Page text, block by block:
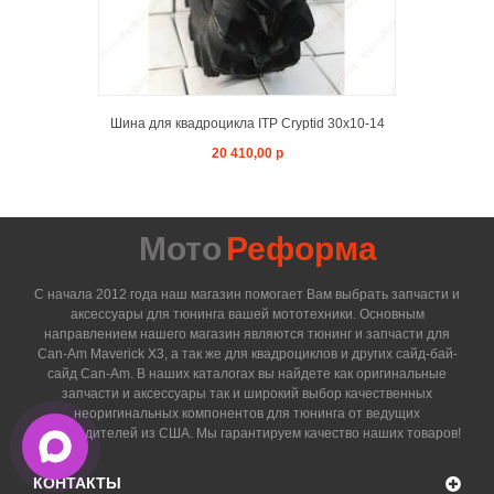
Шина для квадроцикла ITP Cryptid 30x10-14
20 410,00 р
Мото Реформа
С начала 2012 года наш магазин помогает Вам выбрать запчасти и
аксессуары для тюнинга вашей мототехники. Основным
направлением нашего магазин являются тюнинг и запчасти для
Can-Am Maverick X3, а так же для квадроциклов и других сайд-бай-
сайд Can-Am. В наших каталогах вы найдете как оригинальные
запчасти и аксессуары так и широкий выбор качественных
неоригинальных компонентов для тюнинга от ведущих
производителей из США. Мы гарантируем качество наших товаров!
КОНТАКТЫ